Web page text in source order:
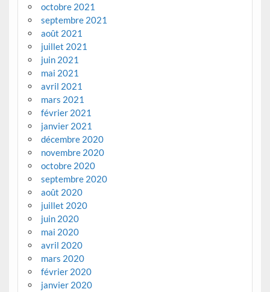
octobre 2021
septembre 2021
août 2021
juillet 2021
juin 2021
mai 2021
avril 2021
mars 2021
février 2021
janvier 2021
décembre 2020
novembre 2020
octobre 2020
septembre 2020
août 2020
juillet 2020
juin 2020
mai 2020
avril 2020
mars 2020
février 2020
janvier 2020